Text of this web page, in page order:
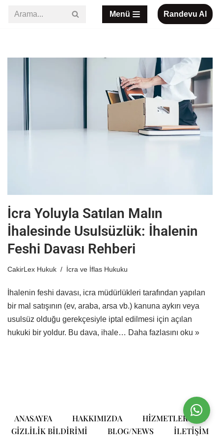
Menü Randevu Al
İcra Yoluyla Satılan Malın
İhalesinde Usulsüzlük: İhalenin
Feshi Davası Rehberi
CakirLex Hukuk İcra ve İflas Hukuku
İhalenin feshi davası, icra müdürlükleri tarafından yapılan
bir mal satışının (ev, araba, arsa vb.) kanuna aykırı veya
usulsüz olduğu gerekçesiyle iptal edilmesi için açılan
hukuki bir yoldur. Bu dava, ihale… Daha fazlasını oku »
ANASAYFA HAKKIMIZDA
HIZMETLERIMIZ
GIZLILIK BILDIRIMI
BLOG/NEWS ILETIŞIM